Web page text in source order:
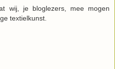
wij, je bloglezers, mee mogen
textielkunst.